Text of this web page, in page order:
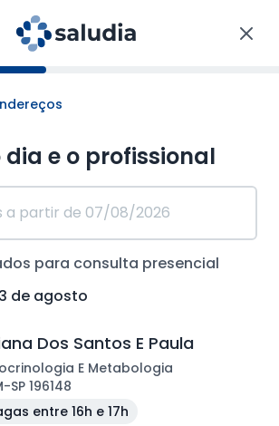
dia e o profissional
para consulta presencial
de agosto
Dos Santos E Paula
E Metabologia
-SP 196148
entre 16h e 17h